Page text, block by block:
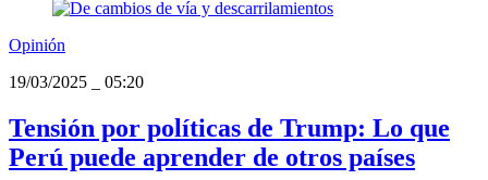
Opinión
19/03/2025
05:20
Tensión por políticas de Trump: Lo que
Perú puede aprender de otros países